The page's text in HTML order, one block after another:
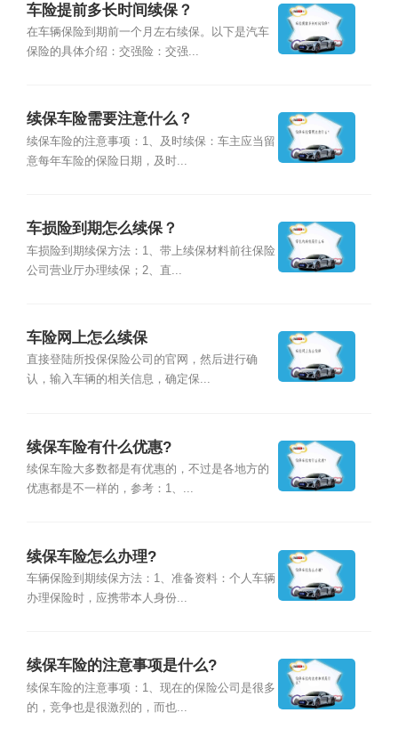
车险提前多长时间续保？
在车辆保险到期前一个月左右续保。以下是汽车
保险的具体介绍：交强险：交强...
续保车险需要注意什么？
续保车险的注意事项：1、及时续保：车主应当留
意每年车险的保险日期，及时...
车损险到期怎么续保？
车损险到期续保方法：1、带上续保材料前往保险
公司营业厅办理续保；2、直...
车险网上怎么续保
直接登陆所投保保险公司的官网，然后进行确
认，输入车辆的相关信息，确定保...
续保车险有什么优惠?
续保车险大多数都是有优惠的，不过是各地方的
优惠都是不一样的，参考：1、...
续保车险怎么办理?
车辆保险到期续保方法：1、准备资料：个人车辆
办理保险时，应携带本人身份...
续保车险的注意事项是什么?
续保车险的注意事项：1、现在的保险公司是很多
的，竞争也是很激烈的，而也...